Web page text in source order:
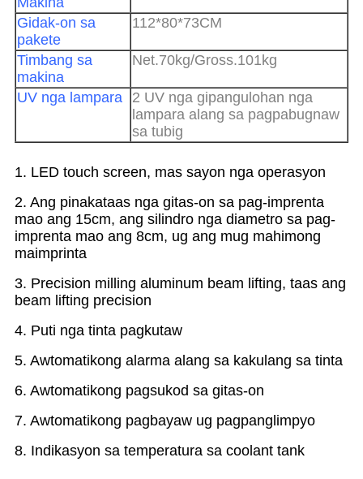
Gidak-on sa
pakete
112*80*73CM
Timbang sa
makina
Net.70kg/Gross.101kg
UV nga lampara
2 UV nga gipangulohan nga
lampara alang sa pagpabugnaw
sa tubig
1. LED touch screen, mas sayon ​​nga operasyon
2. Ang pinakataas nga gitas-on sa pag-imprenta
mao ang 15cm, ang silindro nga diametro sa pag-
imprenta mao ang 8cm, ug ang mug mahimong
maimprinta
3. Precision milling aluminum beam lifting, taas ang
beam lifting precision
4. Puti nga tinta pagkutaw
5. Awtomatikong alarma alang sa kakulang sa tinta
6. Awtomatikong pagsukod sa gitas-on
7. Awtomatikong pagbayaw ug pagpanglimpyo
8. Indikasyon sa temperatura sa coolant tank